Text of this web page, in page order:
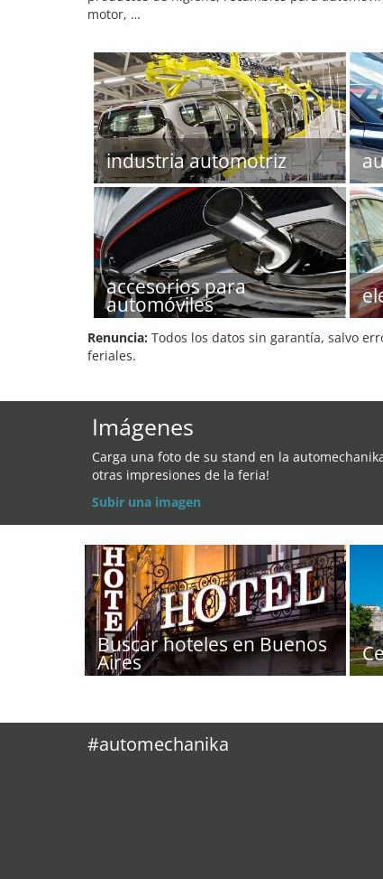
motor, …
industria automotriz
accesorios para
automóviles
Renuncia: Todos los datos sin garantía, salvo
feriales.
Imágenes
Carga una foto de su stand en la
otras impresiones de la feria!
Subir una imagen
Buscar hoteles en Buenos
Aires
#automechanika